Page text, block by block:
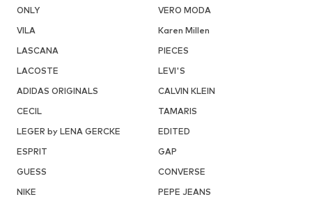
ONLY
VERO MODA
VILA
Karen Millen
LASCANA
PIECES
LACOSTE
LEVI'S
ADIDAS ORIGINALS
CALVIN KLEIN
CECIL
TAMARIS
LEGER by LENA GERCKE
EDITED
ESPRIT
GAP
GUESS
CONVERSE
NIKE
PEPE JEANS